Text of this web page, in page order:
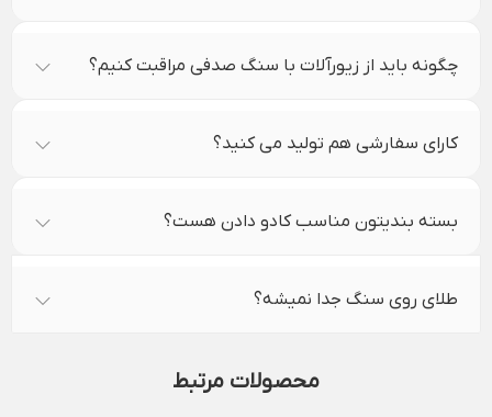
چگونه باید از زیورآلات با سنگ صدفی مراقبت کنیم؟
کارای سفارشی هم تولید می کنید؟
بسته بندیتون مناسب کادو دادن هست؟
طلای روی سنگ جدا نمیشه؟
محصولات مرتبط